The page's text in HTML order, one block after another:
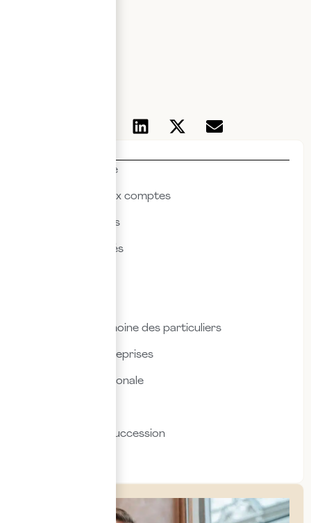
Actualités & veille
Commissariat aux comptes
Droit des affaires
Droit des sociétés
Fiscalité & patrimoine des particuliers
Fiscalité des entreprises
Fiscalité internationale
Transmission & succession